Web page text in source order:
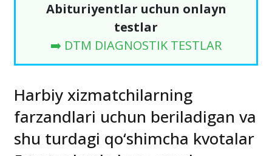
Abituriyentlar uchun onlayn
testlar
➡️ DTM DIAGNOSTIK TESTLAR
Harbiy xizmatchilarning
farzandlari uchun beriladigan va
shu turdagi qo‘shimcha kvotalar